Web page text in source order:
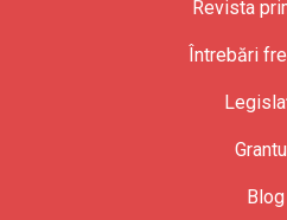
Revista
Întrebări
Blog